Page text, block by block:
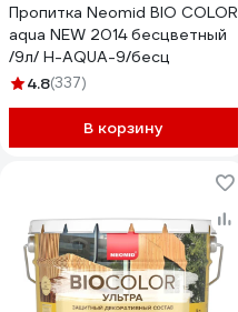
Пропитка Neomid BIO COLOR
aqua NEW 2014 бесцветный
/9л/ Н-AQUA-9/бесц
4.8(337)
В корзину